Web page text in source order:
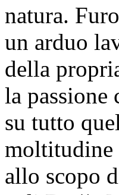
natura.
un arduo
della
la passione
su tutto
moltitudine
allo scopo